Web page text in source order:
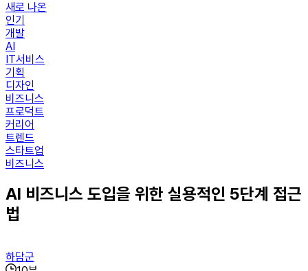
새로 나온
인기
개발
AI
IT서비스
기획
디자인
비즈니스
프로덕트
커리어
트렌드
스타트업
비즈니스
AI 비즈니스 도입을 위한 실용적인 5단계 접근
법
하담군